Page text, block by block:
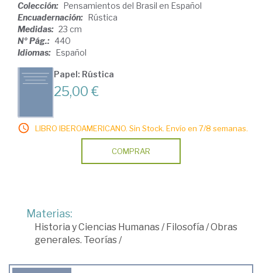
Colección: Pensamientos del Brasil en Español
Encuadernación: Rústica
Medidas: 23 cm
Nº Pág.: 440
Idiomas: Español
Papel: Rústica
25,00 €
LIBRO IBEROAMERICANO. Sin Stock. Envío en 7/8 semanas.
COMPRAR
Materias:
Historia y Ciencias Humanas/Filosofía /Obras
generales. Teorías/